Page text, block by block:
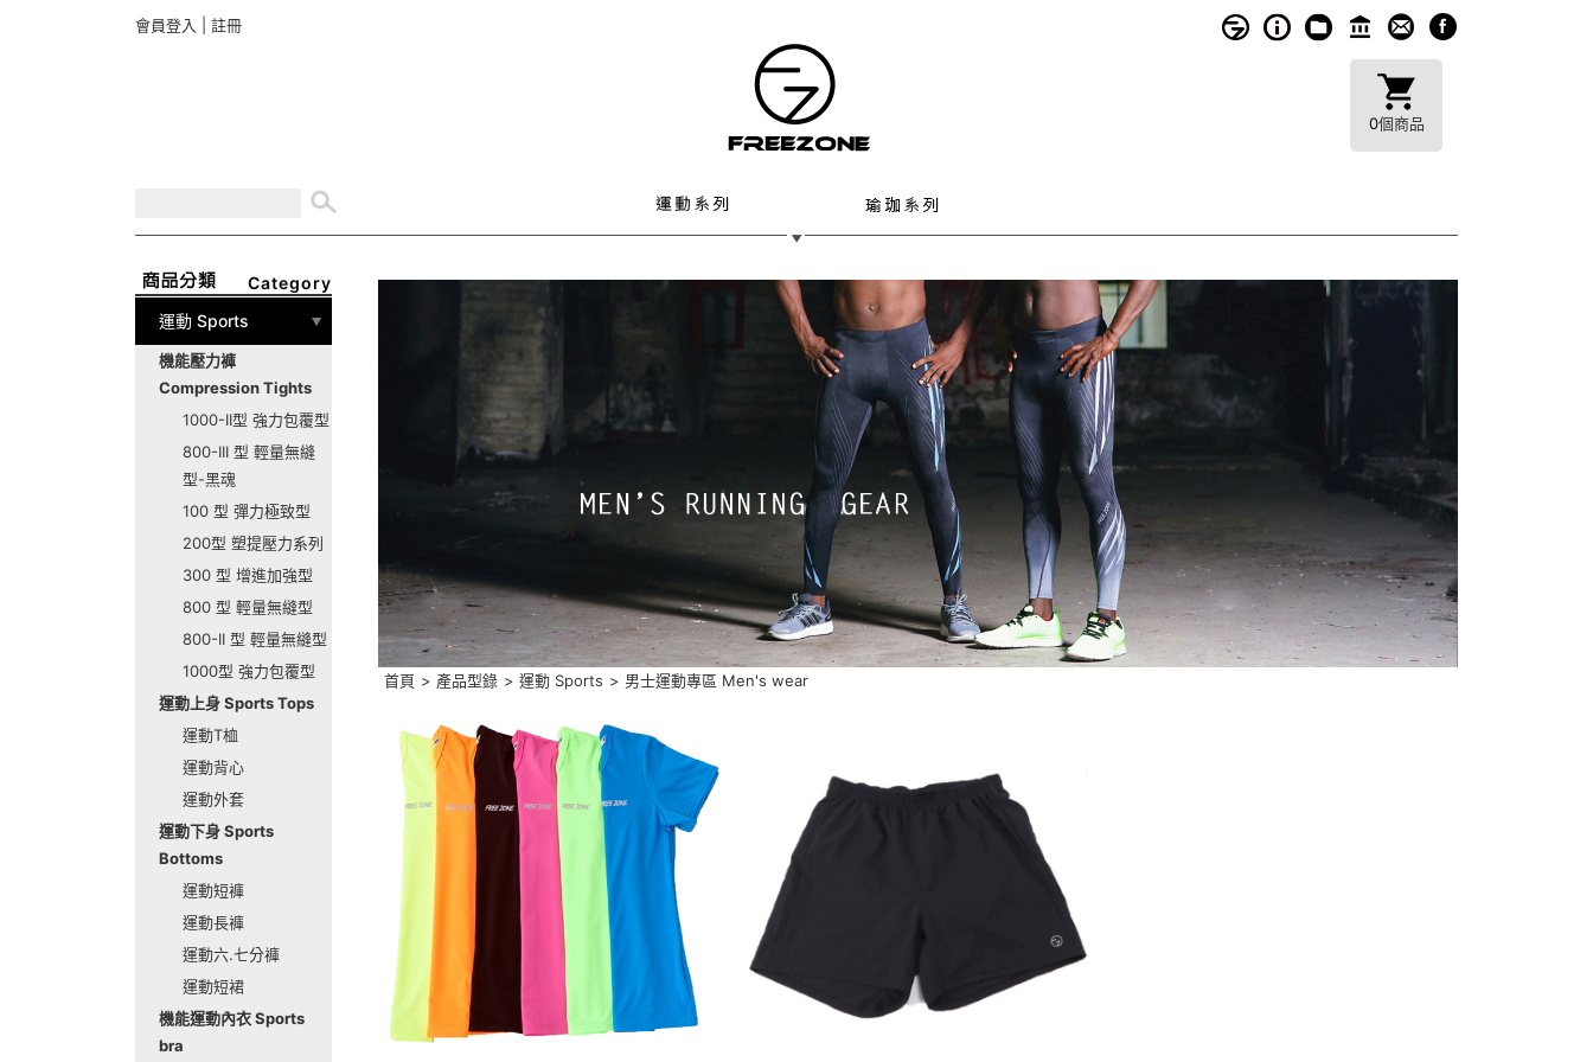
會員登入 註冊
0個商品
Category
運動 Sports
機能壓力褲
Compression Tights
1000-II型 強力包覆型
800-III 型 輕量無縫
型-黑魂
100 型 彈力極致型
200型 塑提壓力系列
300 型 增進加強型
800 型 輕量無縫型
800-II 型 輕量無縫型
1000型 強力包覆型
運動上身 Sports Tops
運動T桖
運動背心
運動外套
運動下身 Sports
Bottoms
運動短褲
運動長褲
運動六.七分褲
運動短裙
機能運動內衣 Sports
bra
首頁 > 產品型錄 > 運動 Sports > 男士運動專區 Men's wear